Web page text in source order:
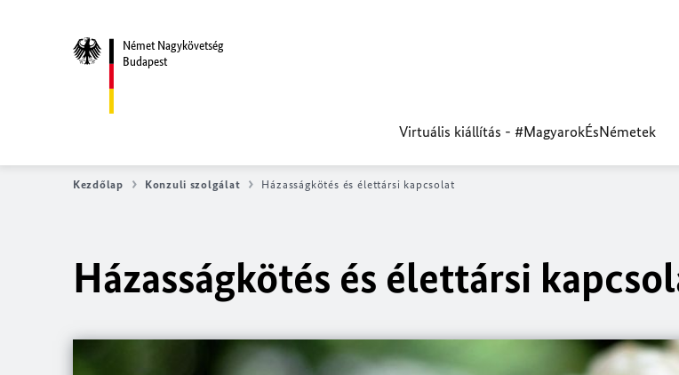
Német Nagykövetség
Budapest
Virtuális kiállítás - #MagyarokÉsNémetek
Kezdőlap Konzuli szolgálat Házasságkötés és élettársi kapcsolat
Házasságkötés és élettársi